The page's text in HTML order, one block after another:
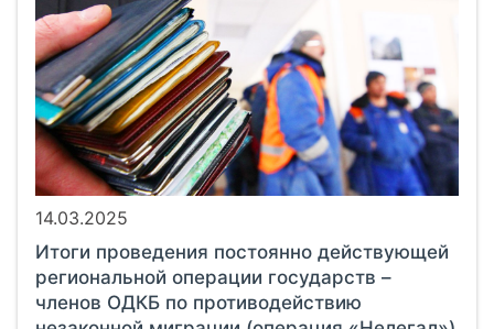
14.03.2025
Итоги проведения постоянно действующей
региональной операции государств –
членов ОДКБ по противодействию